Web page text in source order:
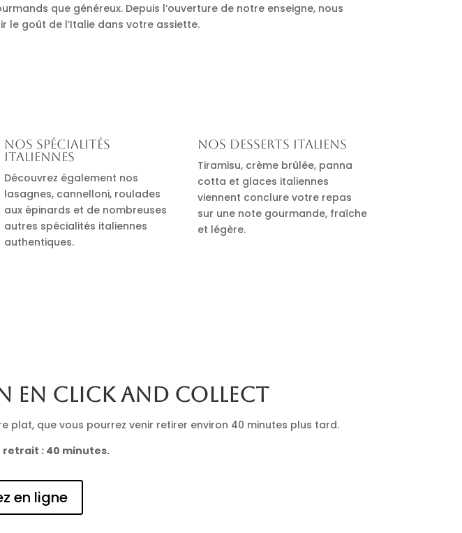
que généreux. Depuis l’ouverture de notre enseigne, nous
goût de l’Italie dans votre assiette.
Nos spécialités
italiennes
Découvrez également nos
lasagnes, cannelloni, roulades
aux épinards et de nombreuses
autres spécialités italiennes
authentiques.
Nos desserts italiens
Tiramisu, crème brûlée, panna
cotta et glaces italiennes
viennent conclure votre repas
sur une note gourmande, fraîche
et légère.
en click and collect
que vous pourrez venir retirer environ 40 minutes plus tard.
: 40 minutes.
en ligne